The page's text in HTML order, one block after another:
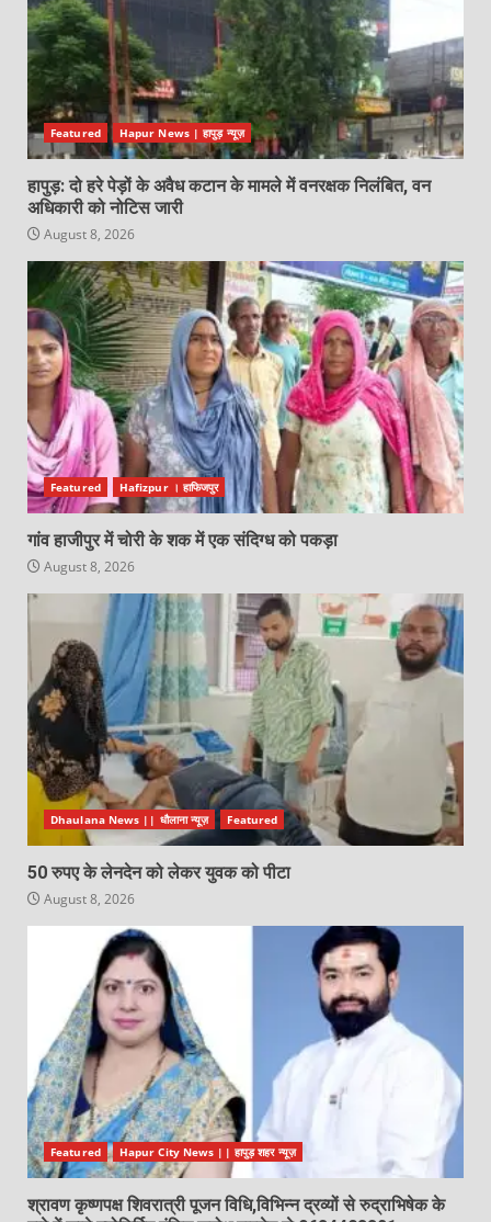
Featured Hapur News | हापुड़ न्यूज़
हापुड़: दो हरे पेड़ों के अवैध कटान के मामले में वनरक्षक निलंबित, वन
अधिकारी को नोटिस जारी
August 8, 2026
Featured Hafizpur । हाफिजपुर
गांव हाजीपुर में चोरी के शक में एक संदिग्ध को पकड़ा
August 8, 2026
Dhaulana News || धौलाना न्यूज़ Featured
50 रुपए के लेनदेन को लेकर युवक को पीटा
August 8, 2026
Featured Hapur City News || हापुड़ शहर न्यूज़
श्रावण कृष्णपक्ष शिवरात्री पूजन विधि,विभिन्न द्रव्यों से रुद्राभिषेक के